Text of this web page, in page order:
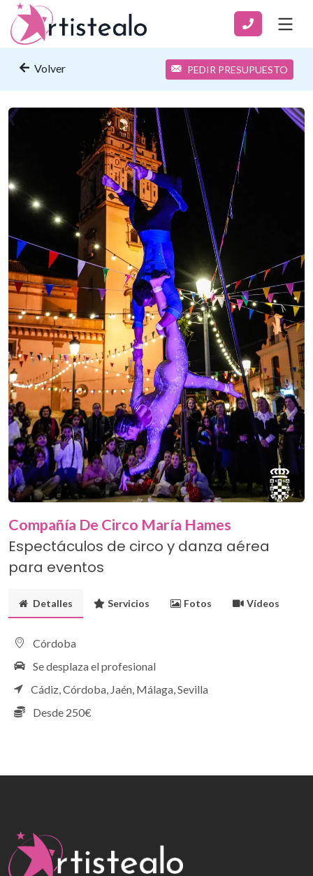
Volver PEDIR PRESUPUESTO
Compañía De Circo María Hames
Espectáculos de circo y danza aérea
para eventos
Detalles Servicios Fotos Vídeos
Córdoba
Se desplaza el profesional
Cádiz,Córdoba, Jaén, Málaga,Sevilla
Desde 250€